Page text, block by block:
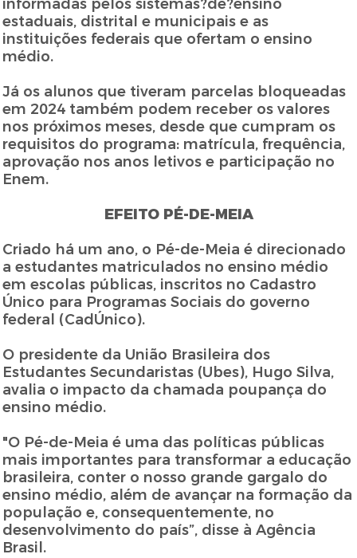
informadas pelos sistemas?de?ensino
estaduais, distrital e municipais e as
instituições federais que ofertam o ensino
médio.
Já os alunos que tiveram parcelas bloqueadas
em 2024 também podem receber os valores
nos próximos meses, desde que cumpram os
requisitos do programa: matrícula, frequência,
aprovação nos anos letivos e participação no
Enem.
EFEITO PÉ-DE-MEIA
Criado há um ano, o Pé-de-Meia é direcionado
a estudantes matriculados no ensino médio
em escolas públicas, inscritos no Cadastro
Único para Programas Sociais do governo
federal (CadÚnico).
O presidente da União Brasileira dos
Estudantes Secundaristas (Ubes), Hugo Silva,
avalia o impacto da chamada poupança do
ensino médio.
"O Pé-de-Meia é uma das políticas públicas
mais importantes para transformar a educação
brasileira, conter o nosso grande gargalo do
ensino médio, além de avançar na formação da
população e, consequentemente, no
desenvolvimento do país”, disse à Agência
Brasil.